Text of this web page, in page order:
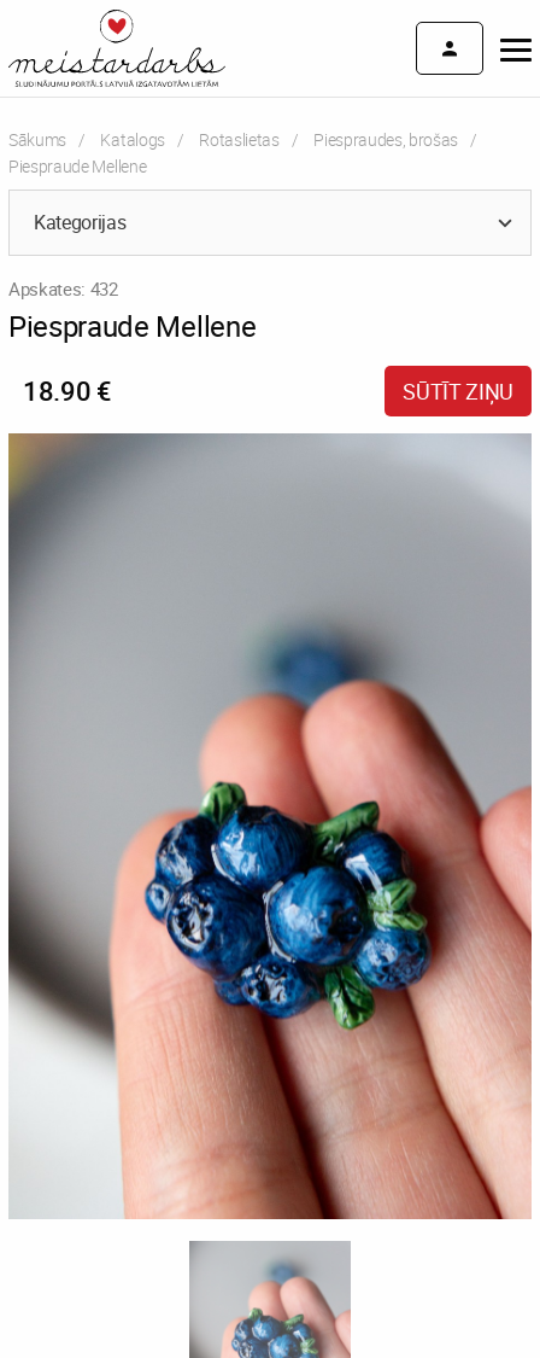
Sākums Katalogs Rotaslietas
Piespraudes, brošas
Current:
Piespraude Mellene
Kategorijas
Apskates: 432
Piespraude Mellene
18.90 € SŪTĪT ZIŅU